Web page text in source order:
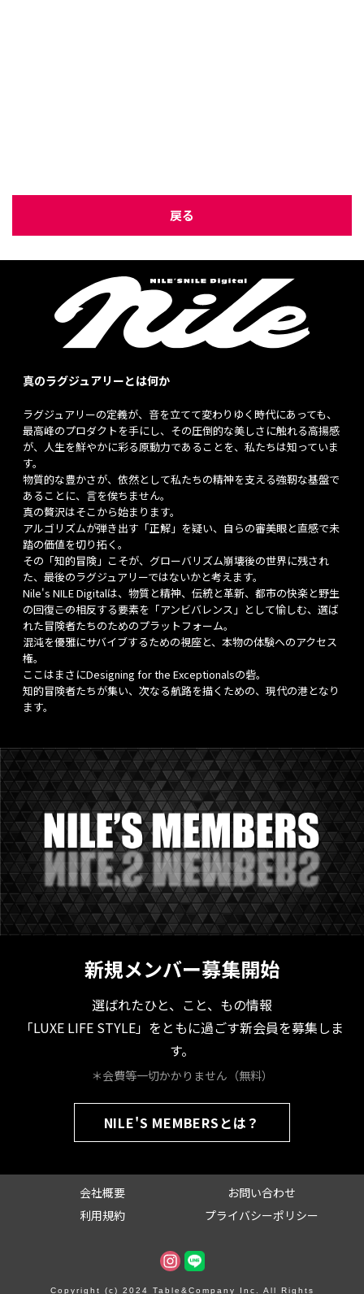
戻る
真のラグジュアリーとは何か
ラグジュアリーの定義が、音を立てて変わりゆく時代にあっても、
最高峰のプロダクトを手にし、その圧倒的な美しさに触れる高揚感
が、人生を鮮やかに彩る原動力であることを、私たちは知っていま
す。
物質的な豊かさが、依然として私たちの精神を支える強靭な基盤で
あることに、言を俟ちません。
真の贅沢はそこから始まります。
アルゴリズムが弾き出す「正解」を疑い、自らの審美眼と直感で未
踏の価値を切り拓く。
その「知的冒険」こそが、グローバリズム崩壊後の世界に残され
た、最後のラグジュアリーではないかと考えます。
Nile's NILE Digitalは、物質と精神、伝統と革新、都市の快楽と野生
の回復――この相反する要素を「アンビバレンス」として愉しむ、選ば
れた冒険者たちのためのプラットフォーム。
混沌を優雅にサバイブするための視座と、本物の体験へのアクセス
権。
ここはまさにDesigning for the Exceptionalsの砦。
知的冒険者たちが集い、次なる航路を描くための、現代の港となり
ます。
新規メンバー募集開始
選ばれたひと、こと、もの情報
「LUXE LIFE STYLE」をともに過ごす新会員を募集しま
す。
＊会費等一切かかりません（無料）
NILE'S MEMBERSとは？
会社概要
お問い合わせ
利用規約
プライバシーポリシー
Copyright (c) 2024 Table&Company Inc. All Rights